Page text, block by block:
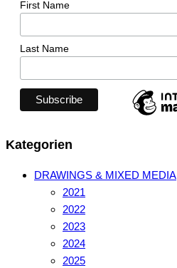
First Name
Last Name
Kategorien
DRAWINGS & MIXED MEDIA
2021
2022
2023
2024
2025